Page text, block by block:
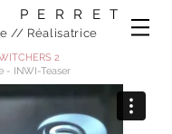
PERRET
// Réalisatrice
2
- INWI-Teaser